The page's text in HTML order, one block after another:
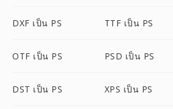
DXF เป็น PS TTF เป็น PS
OTF เป็น PS PSD เป็น PS
DST เป็น PS XPS เป็น PS